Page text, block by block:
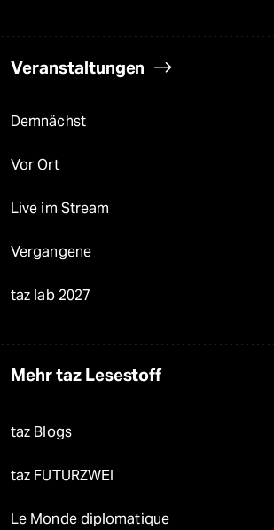
Veranstaltungen
Demnächst
Vor Ort
Live im Stream
Vergangene
taz lab 2027
Mehr taz Lesestoff
taz Blogs
taz FUTURZWEI
Le Monde diplomatique